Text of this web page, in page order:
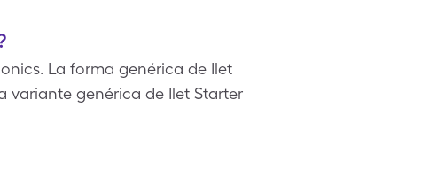
La forma genérica de Ilet
variante genérica de Ilet Starter